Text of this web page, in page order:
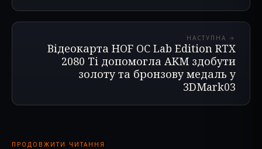
НАСТУПНА →
Відеокарта HOF OC Lab Edition RTX
2080 Ti допомогла AKM здобути
золоту та бронзову медаль у
3DMark03
ПРОДОВЖИТИ ЧИТАННЯ